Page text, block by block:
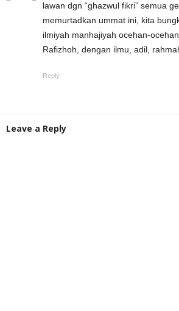
lawan dgn “ghazwul fikri” semua
memurtadkan ummat ini, kita
ilmiyah manhajiyah ocehan-
Rafizhoh, dengan ilmu, adil,
Reply
Leave a Reply